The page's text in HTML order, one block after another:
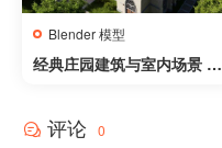
Blender 模型
经典庄园建筑与室内场景 –
ycles
评论 0